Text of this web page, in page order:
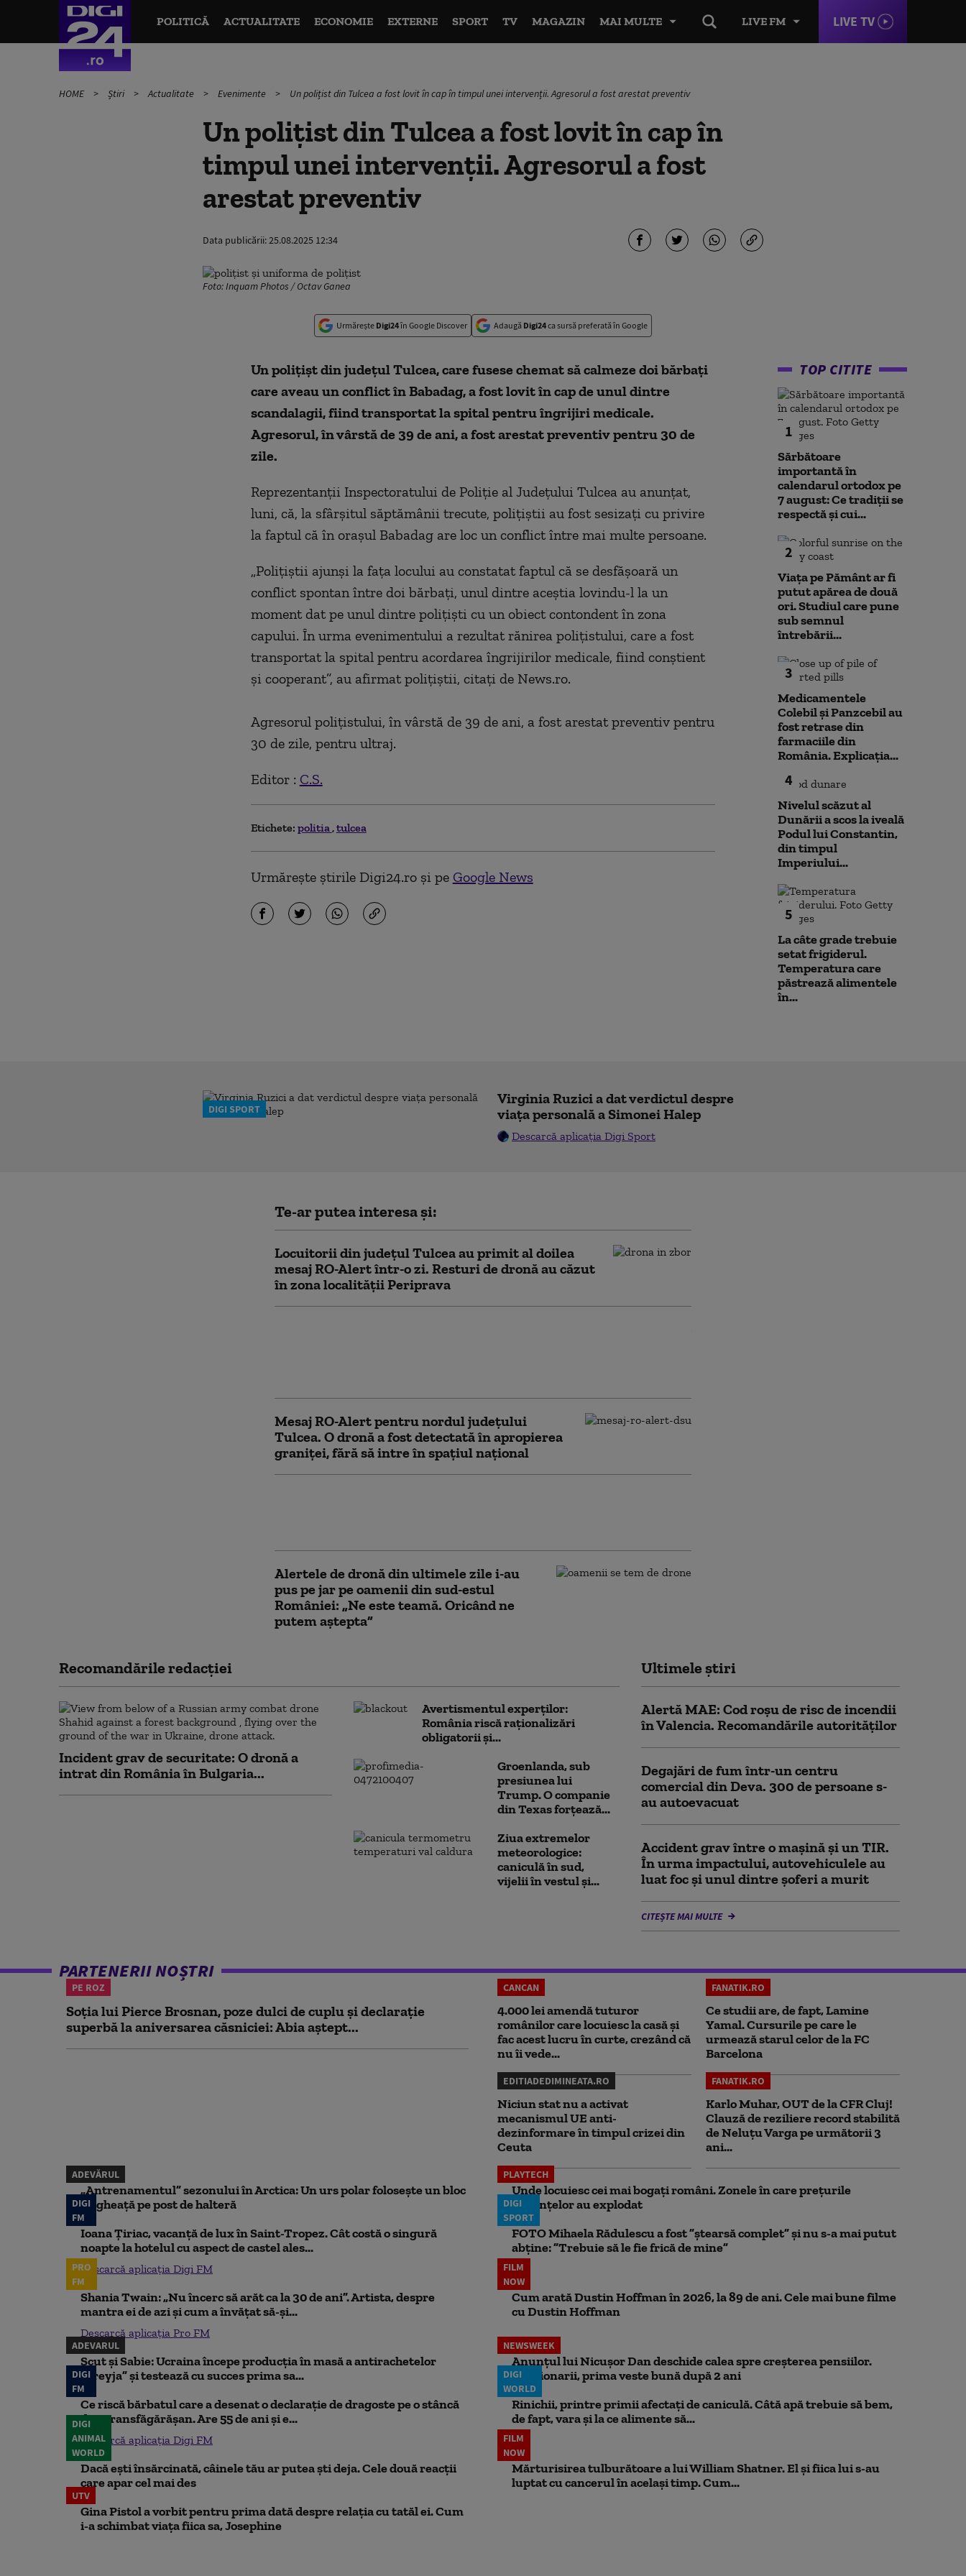
LIVE FM LIVE TV
POLITICĂ ACTUALITATE ECONOMIE EXTERNE SPORT TV MAGAZIN MAI MULTE
HOME Știri Actualitate Evenimente Un polițist din Tulcea a fost lovit în cap în timpul unei intervenții. Agresorul a fost arestat preventiv
Un polițist din Tulcea a fost lovit în cap în
timpul unei intervenții. Agresorul a fost
arestat preventiv
Data publicării:25.08.2025 12:34
Foto: Inquam Photos / Octav Ganea
Urmărește Digi24în Google Discover Adaugă Digi24ca sursă preferată în Google
Un poliţişt din judeţul Tulcea, care fusese chemat să calmeze doi bărbaţi
care aveau un conflict în Babadag, a fost lovit în cap de unul dintre
scandalagii, fiind transportat la spital pentru îngrijiri medicale.
Agresorul, în vârstă de 39 de ani, a fost arestat preventiv pentru 30 de
zile.
Reprezentanţii Inspectoratului de Poliţie al Judeţului Tulcea au anunţat,
luni, că, la sfârşitul săptămânii trecute, poliţiştii au fost sesizaţi cu privire
la faptul că în oraşul Babadag are loc un conflict între mai multe persoane.
„Poliţiştii ajunşi la faţa locului au constatat faptul că se desfăşoară un
conflict spontan între doi bărbaţi, unul dintre aceştia lovindu-l la un
moment dat pe unul dintre poliţişti cu un obiect contondent în zona
capului. În urma evenimentului a rezultat rănirea poliţistului, care a fost
transportat la spital pentru acordarea îngrijirilor medicale, fiind conştient
şi cooperant”, au afirmat poliţiştii, citați de News.ro.
Agresorul poliţistului, în vârstă de 39 de ani, a fost arestat preventiv pentru
30 de zile, pentru ultraj.
Editor : C.S.
Etichete: politia tulcea
Urmărește știrile Digi24.ro și pe Google News
TOP CITITE
1
Sărbătoare
importantă în
calendarul ortodox pe
7 august: Ce tradiții se
respectă și cui...
2
Viața pe Pământ ar fi
putut apărea de două
ori. Studiul care pune
sub semnul
întrebării...
3
Medicamentele
Colebil și Panzcebil au
fost retrase din
farmaciile din
România. Explicația...
4
Nivelul scăzut al
Dunării a scos la iveală
Podul lui Constantin,
din timpul
Imperiului...
5
La câte grade trebuie
setat frigiderul.
Temperatura care
păstrează alimentele
în...
DIGI SPORT
Virginia Ruzici a dat verdictul despre
viața personală a Simonei Halep
Descarcă aplicația Digi Sport
Te-ar putea interesa și:
Locuitorii din județul Tulcea au primit al doilea
mesaj RO-Alert într-o zi. Resturi de dronă au căzut
în zona localităţii Periprava
Mesaj RO-Alert pentru nordul județului
Tulcea. O dronă a fost detectată în apropierea
graniței, fără să intre în spațiul național
Alertele de dronă din ultimele zile i-au
pus pe jar pe oamenii din sud-estul
României: „Ne este teamă. Oricând ne
putem aștepta”
Recomandările redacţiei
Incident grav de securitate: O dronă a
intrat din România în Bulgaria...
Avertismentul experților:
România riscă raționalizări
obligatorii și...
Groenlanda, sub
presiunea lui
Trump. O companie
din Texas forțează...
Ziua extremelor
meteorologice:
caniculă în sud,
vijelii în vestul și...
Ultimele știri
Alertă MAE: Cod roșu de risc de incendii
în Valencia. Recomandările autorităților
Degajări de fum într-un centru
comercial din Deva. 300 de persoane s-
au autoevacuat
Accident grav între o mașină și un TIR.
În urma impactului, autovehiculele au
luat foc și unul dintre șoferi a murit
CITEȘTE MAI MULTE
PARTENERII NOȘTRI
PE ROZ
Soția lui Pierce Brosnan, poze dulci de cuplu și declarație
superbă la aniversarea căsniciei: Abia aștept...
CANCAN
4.000 lei amendă tuturor
românilor care locuiesc la casă și
fac acest lucru în curte, crezând că
nu îi vede...
FANATIK.RO
Ce studii are, de fapt, Lamine
Yamal. Cursurile pe care le
urmează starul celor de la FC
Barcelona
EDITIADEDIMINEATA.RO
Niciun stat nu a activat
mecanismul UE anti-
dezinformare în timpul crizei din
Ceuta
FANATIK.RO
Karlo Muhar, OUT de la CFR Cluj!
Clauză de reziliere record stabilită
de Neluțu Varga pe următorii 3
ani...
ADEVĂRUL
„Antrenamentul” sezonului în Arctica: Un urs polar folosește un bloc
de gheață pe post de halteră
PLAYTECH
Unde locuiesc cei mai bogați români. Zonele în care prețurile
locuințelor au explodat
DIGI
FM
Ioana Țiriac, vacanță de lux în Saint-Tropez. Cât costă o singură
noapte la hotelul cu aspect de castel ales...
Descarcă aplicația Digi FM
DIGI
SPORT
FOTO Mihaela Rădulescu a fost ”ștearsă complet” și nu s-a mai putut
abține: ”Trebuie să le fie frică de mine”
PRO
FM
Shania Twain: „Nu încerc să arăt ca la 30 de ani”. Artista, despre
mantra ei de azi și cum a învățat să-și...
Descarcă aplicația Pro FM
FILM
NOW
Cum arată Dustin Hoffman în 2026, la 89 de ani. Cele mai bune filme
cu Dustin Hoffman
ADEVARUL
Scut și Sabie: Ucraina începe producția în masă a antirachetelor
„Freyja” și testează cu succes prima sa...
NEWSWEEK
Anunțul lui Nicușor Dan deschide calea spre creșterea pensiilor.
Pensionarii, prima veste bună după 2 ani
DIGI
FM
Ce riscă bărbatul care a desenat o declarație de dragoste pe o stâncă
din Transfăgărășan. Are 55 de ani și e...
Descarcă aplicația Digi FM
DIGI
WORLD
Rinichii, printre primii afectați de caniculă. Câtă apă trebuie să bem,
de fapt, vara și la ce alimente să...
DIGI
ANIMAL
WORLD
Dacă ești însărcinată, câinele tău ar putea ști deja. Cele două reacții
care apar cel mai des
FILM
NOW
Mărturisirea tulburătoare a lui William Shatner. El și fiica lui s-au
luptat cu cancerul în același timp. Cum...
UTV
Gina Pistol a vorbit pentru prima dată despre relația cu tatăl ei. Cum
i-a schimbat viața fiica sa, Josephine